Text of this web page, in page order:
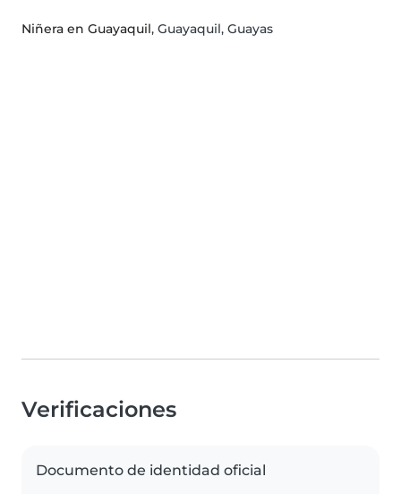
Niñera en Guayaquil, Guayaquil, Guayas
Verificaciones
Documento de identidad oficial